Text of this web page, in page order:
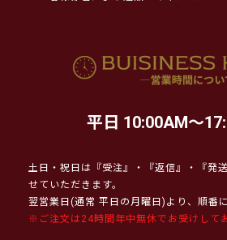
平日 10:00AM～
土日・祝日は『受注』・『返信』・『発
せていただきます。
翌営業日(通常 平日の月曜日)より、順番
※ご注文は24時間年中無休でお受けして